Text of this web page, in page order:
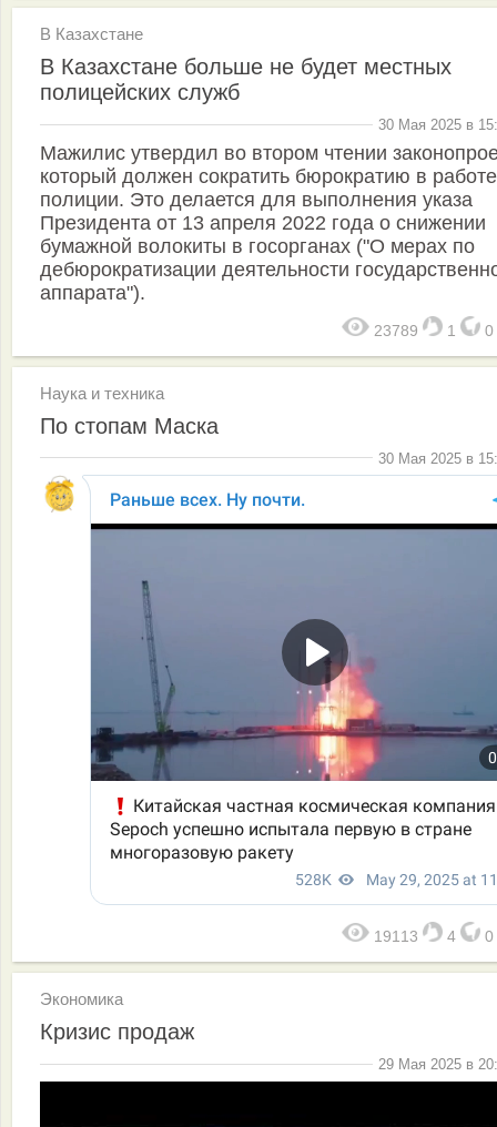
В Казахстане
В Казахстане больше не будет местных
полицейских служб
30 Мая 2025 в
Мажилис утвердил во втором чтении
который должен сократить бюрократию в работе
полиции. Это делается для выполнения указа
Президента от 13 апреля 2022 года о снижении
бумажной волокиты в госорганах ("О мерах по
дебюрократизации деятельности
аппарата").
23789 1 0
Наука и техника
По стопам Маска
30 Мая 2025 в
19113 4 0
Экономика
Кризис продаж
29 Мая 2025 в